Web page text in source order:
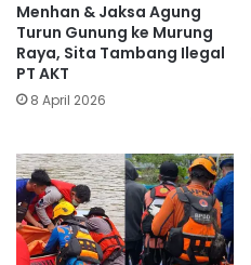
Menhan & Jaksa Agung
Turun Gunung ke Murung
Raya, Sita Tambang Ilegal
PT AKT
8 April 2026